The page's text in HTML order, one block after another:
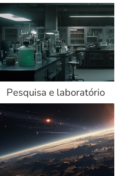
Pesquisa e laboratório